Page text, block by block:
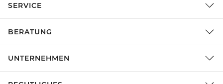
SERVICE
BERATUNG
UNTERNEHMEN